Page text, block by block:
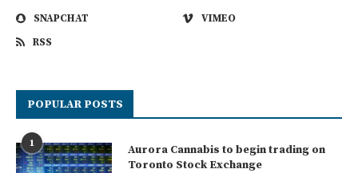
SNAPCHAT
VIMEO
RSS
POPULAR POSTS
1
Aurora Cannabis to begin trading on
Toronto Stock Exchange